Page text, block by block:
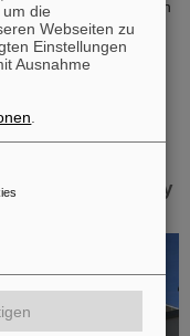
Fachwissen in den
Chirped-
nichtlineare
als auch für…
bei
im High Energy
um die
Webseiten zu
Einstellungen
Ausnahme